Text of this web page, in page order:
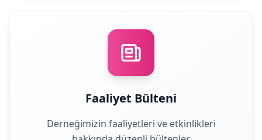
Faaliyet Bülteni
Derneğimizin faaliyetleri ve etkinlikleri